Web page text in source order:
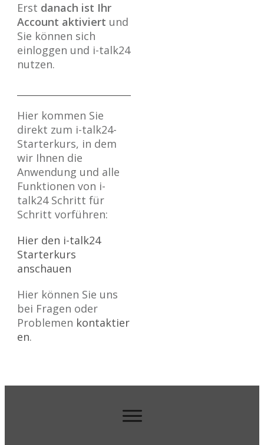
Erst danach ist Ihr
Account aktiviert und
Sie können sich
einloggen und i-talk24
nutzen.
Hier kommen Sie
direkt zum i-talk24-
Starterkurs, in dem
wir Ihnen die
Anwendung und alle
Funktionen von i-
talk24 Schritt für
Schritt vorführen:
Hier den i-talk24
Starterkurs
anschauen
Hier können Sie uns
bei Fragen oder
Problemen kontaktier
en.